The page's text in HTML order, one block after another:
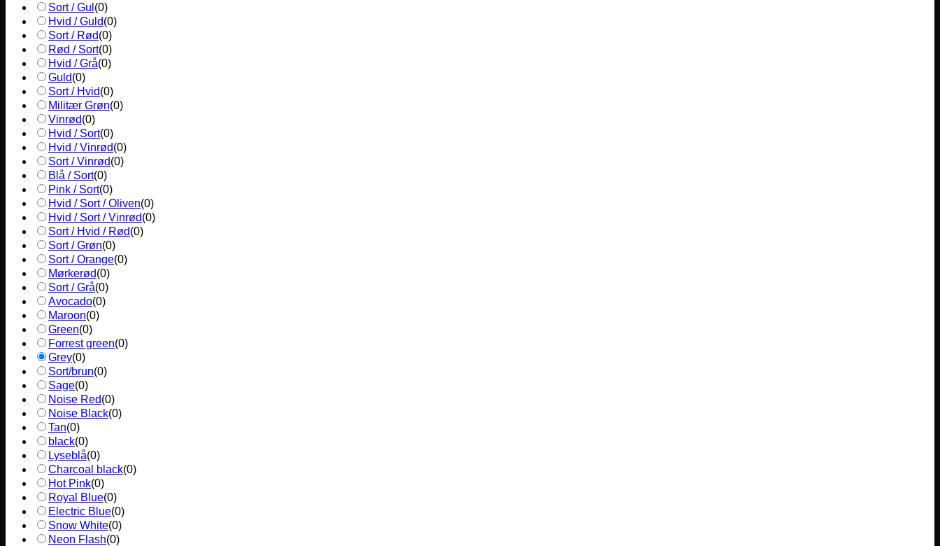
Sort / Gul (0)
Hvid / Guld(0)
Sort / Rød(0)
Rød / Sort(0)
Hvid / Grå(0)
Guld(0)
Sort / Hvid(0)
Militær Grøn(0)
Vinrød(0)
Hvid / Sort(0)
Hvid / Vinrød(0)
Sort / Vinrød(0)
Blå / Sort(0)
Pink / Sort(0)
Hvid / Sort / Oliven(0)
Hvid / Sort / Vinrød(0)
Sort / Hvid / Rød(0)
Sort / Grøn(0)
Sort / Orange(0)
Mørkerød(0)
Sort / Grå(0)
Avocado(0)
Maroon(0)
Green(0)
Forrest green(0)
Grey(0)
Sort/brun(0)
Sage(0)
Noise Red(0)
Noise Black(0)
Tan(0)
black(0)
Lyseblå(0)
Charcoal black(0)
Hot Pink(0)
Royal Blue(0)
Electric Blue(0)
Snow White(0)
Neon Flash(0)